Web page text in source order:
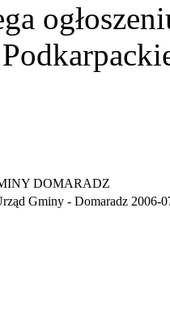
DOMARADZ
Gminy - Domaradz 2006-